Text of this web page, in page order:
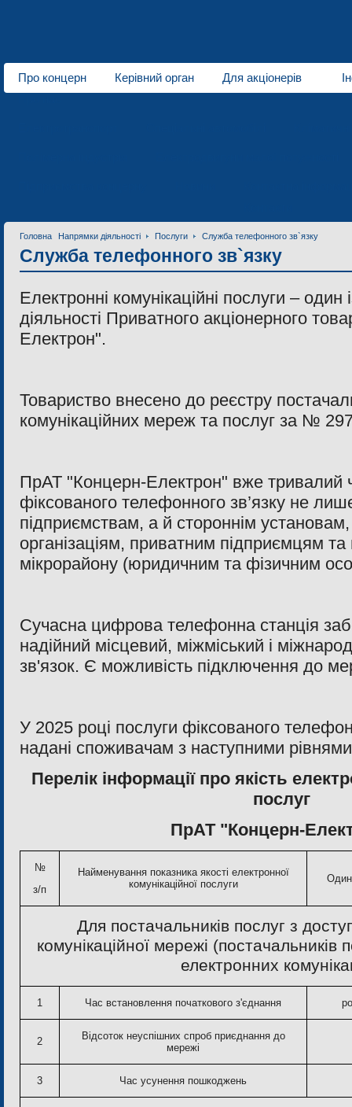
Про концерн Керівний орган Для акціонерів
Головна Напрямки діяльності Послуги Служба телефонного зв`язку
Служба телефонного зв`язку
Електронні комунікаційні послуги – один
діяльності Приватного акціонерного
Електрон".
Товариство внесено до реєстру
комунікаційних мереж та послуг за №
ПрАТ "Концерн-Електрон" вже тривалий
фіксованого телефонного зв’язку не
підприємствам, а й стороннім
організаціям, приватним підприємцям
мікрорайону (юридичним та фізичним
Сучасна цифрова телефонна станція
надійний місцевий, міжміський і
зв'язок. Є можливість підключення до
У 2025 році послуги фіксованого
надані споживачам з наступними рівнями
Перелік інформації про якість
послуг
ПрАТ "Концерн-
№
з/п
Найменування показника якості електронної
комунікаційної послуги
Для постачальників послуг з
комунікаційної мережі (постачальників
електронних
1 Час встановлення початкового з'єднання
2
Відсоток неуспішних спроб приєднання до
мережі
3 Час усунення пошкоджень